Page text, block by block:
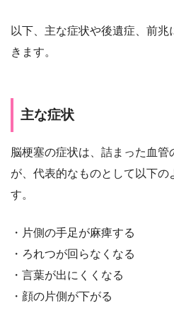
以下、主な症状や後遺症、前
きます。
主な症状
脳梗塞の症状は、詰まった血
が、代表的なものとして以下の
す。
・片側の手足が麻痺する
・ろれつが回らなくなる
・言葉が出にくくなる
・顔の片側が下がる